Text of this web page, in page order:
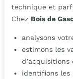
technique et
Chez Bois de
analysons
estimons les
d’acquisitions
identifions les